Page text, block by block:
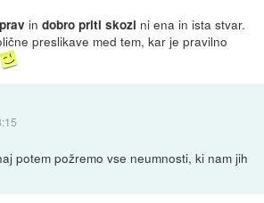
indobro priti skozi ni ena in ista stvar.
preslikave med tem, kar je pravilno
potem požremo vse neumnosti, ki nam jih